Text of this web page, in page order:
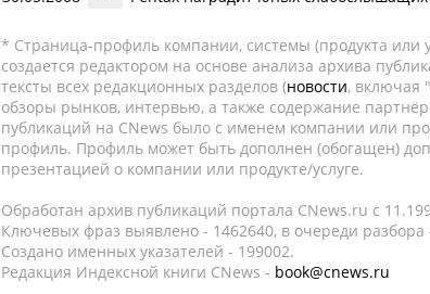
* Страница-профиль компании, системы (продукта или
создается редактором на основе анализа архива
тексты всех редакционных разделов (новости, включая
обзоры рынков, интервью, а также содержание
публикаций на CNews было с именем компании или
профиль. Профиль может быть дополнен (обогащен)
презентацией о компании или продукте/услуге.
Обработан архив публикаций портала CNews.ru c
Ключевых фраз выявлено - 1462640, в очереди разбора
Создано именных указателей - 199002.
Редакция Индексной книги CNews - book@cnews.ru